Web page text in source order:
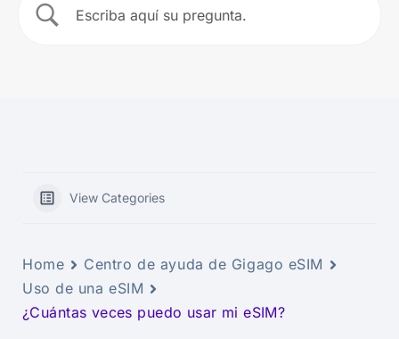
View Categories
Home
Centro de ayuda de Gigago eSIM
Uso de una eSIM
¿Cuántas veces puedo usar mi eSIM?